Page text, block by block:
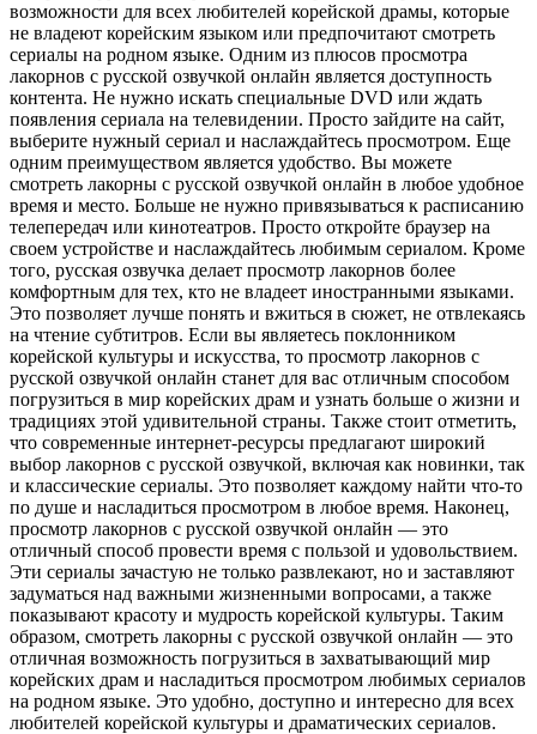
возможности для всех любителей корейской драмы, которые
не владеют корейским языком или предпочитают смотреть
сериалы на родном языке. Одним из плюсов просмотра
лакорнов с русской озвучкой онлайн является доступность
контента. Не нужно искать специальные DVD или ждать
появления сериала на телевидении. Просто зайдите на сайт,
выберите нужный сериал и наслаждайтесь просмотром. Еще
одним преимуществом является удобство. Вы можете
смотреть лакорны с русской озвучкой онлайн в любое удобное
время и место. Больше не нужно привязываться к расписанию
телепередач или кинотеатров. Просто откройте браузер на
своем устройстве и наслаждайтесь любимым сериалом. Кроме
того, русская озвучка делает просмотр лакорнов более
комфортным для тех, кто не владеет иностранными языками.
Это позволяет лучше понять и вжиться в сюжет, не отвлекаясь
на чтение субтитров. Если вы являетесь поклонником
корейской культуры и искусства, то просмотр лакорнов с
русской озвучкой онлайн станет для вас отличным способом
погрузиться в мир корейских драм и узнать больше о жизни и
традициях этой удивительной страны. Также стоит отметить,
что современные интернет-ресурсы предлагают широкий
выбор лакорнов с русской озвучкой, включая как новинки, так
и классические сериалы. Это позволяет каждому найти что-то
по душе и насладиться просмотром в любое время. Наконец,
просмотр лакорнов с русской озвучкой онлайн — это
отличный способ провести время с пользой и удовольствием.
Эти сериалы зачастую не только развлекают, но и заставляют
задуматься над важными жизненными вопросами, а также
показывают красоту и мудрость корейской культуры. Таким
образом, смотреть лакорны с русской озвучкой онлайн — это
отличная возможность погрузиться в захватывающий мир
корейских драм и насладиться просмотром любимых сериалов
на родном языке. Это удобно, доступно и интересно для всех
любителей корейской культуры и драматических сериалов.